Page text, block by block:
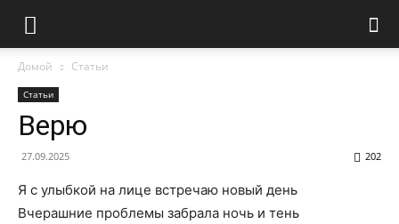
Домой Статьи
Статьи
Верю
27.09.2025 202
Я с улыбкой на лице встречаю новый день
Вчерашние проблемы забрала ночь и тень